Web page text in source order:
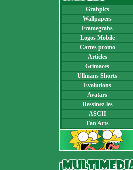
Grabpics
Wallpapers
Framegrabs
Logos Mobile
Cartes promo
Articles
Grimaces
Ullmans Shorts
Evolutions
Avatars
Dessinez-les
ASCII
Fan Arts